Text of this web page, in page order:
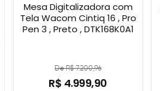
Mesa Digitalizadora com
Tela Wacom Cintiq 16 , Pro
Pen 3 , Preto , DTK168K0A1
De R$ 7.200,96
R$ 4.999,90